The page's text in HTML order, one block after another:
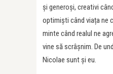
și generoși, creativi
optimiști când viața ne
minte când realul ne
vine să scrâșnim. De
Nicolae sunt și eu.